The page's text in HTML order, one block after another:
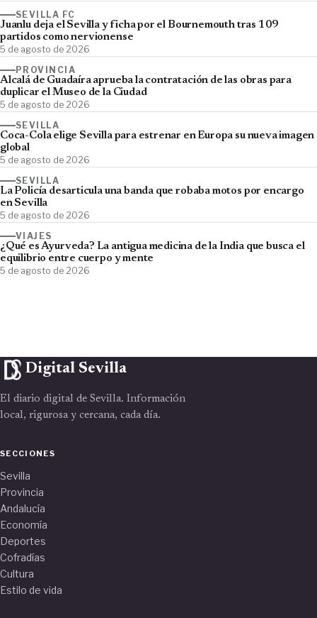
SEVILLA FC
Juanlu deja el Sevilla y ficha por el Bournemouth tras 109
partidos como nervionense
5 de agosto de 2026
PROVINCIA
Alcalá de Guadaíra aprueba la contratación de las obras para
duplicar el Museo de la Ciudad
5 de agosto de 2026
SEVILLA
Coca-Cola elige Sevilla para estrenar en Europa su nueva imagen
global
5 de agosto de 2026
SEVILLA
La Policía desarticula una banda que robaba motos por encargo
en Sevilla
5 de agosto de 2026
VIAJES
¿Qué es Ayurveda? La antigua medicina de la India que busca el
equilibrio entre cuerpo y mente
5 de agosto de 2026
Digital Sevilla
El diario digital de Sevilla. Información
local, rigurosa y cercana, cada día.
SECCIONES
Sevilla
Provincia
Andalucía
Economía
Deportes
Cofradías
Cultura
Estilo de vida